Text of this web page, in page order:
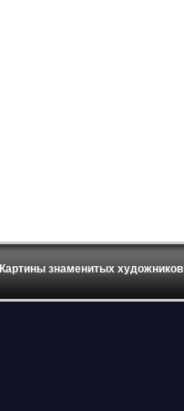
Картины знаменитых художников